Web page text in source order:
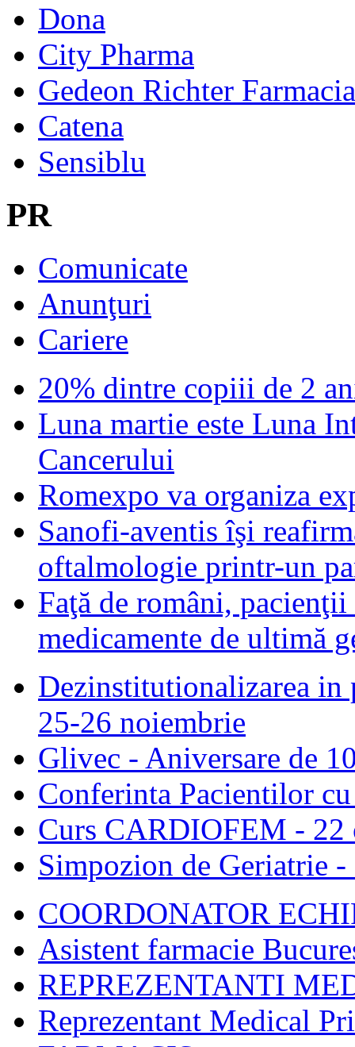
Dona
City Pharma
Gedeon Richter Farmacia
Catena
Sensiblu
PR
Comunicate
Anunţuri
Cariere
20% dintre copiii de 2
Luna martie este Luna
Cancerului
Romexpo va organiza
Sanofi-aventis îşi
oftalmologie printr-un
Faţă de români, pacienţii
medicamente de ultimă
Dezinstitutionalizarea in
25-26 noiembrie
Glivec - Aniversare de
Conferinta Pacientilor
Curs CARDIOFEM - 22
Simpozion de Geriatrie
COORDONATOR
Asistent farmacie
REPREZENTANTI
Reprezentant Medical